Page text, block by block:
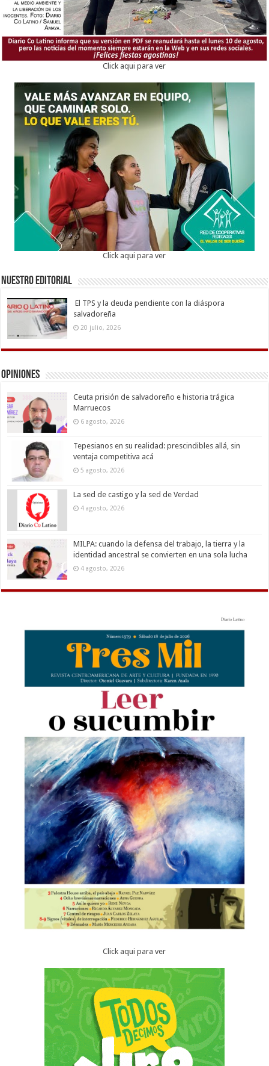
Click aqui para ver
Click aqui para ver
Nuestro Editorial
El TPS y la deuda pendiente con la diáspora
salvadoreña
20 julio, 2026
Opiniones
Ceuta prisión de salvadoreño e historia trágica
Marruecos
6 agosto, 2026
Tepesianos en su realidad: prescindibles allá, sin
ventaja competitiva acá
5 agosto, 2026
La sed de castigo y la sed de Verdad
4 agosto, 2026
MILPA: cuando la defensa del trabajo, la tierra y la
identidad ancestral se convierten en una sola lucha
4 agosto, 2026
Click aqui para ver